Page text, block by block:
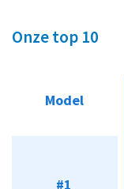
Onze top 10
Model
#1